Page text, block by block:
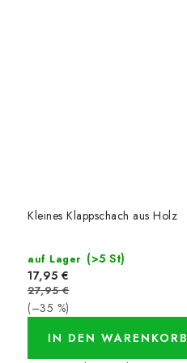
Kleines Klappschach aus Holz
auf Lager (>5 St)
17,95 €
27,95 €
(–35 %)
IN DEN WARENKORB